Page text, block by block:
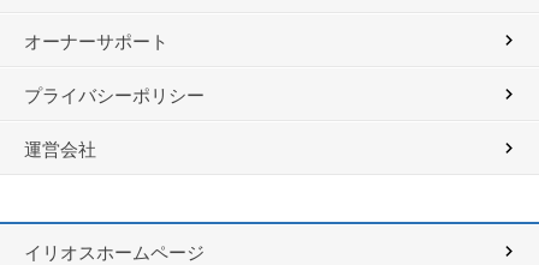
オーナーサポート
プライバシーポリシー
運営会社
イリオスホームページ